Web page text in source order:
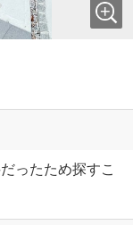
ったため探すこ